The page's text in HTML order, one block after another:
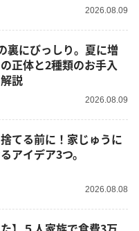
2026.08.09
正体と2種類のお手入
説
2026.08.09
てる前に！家じゅうに
アイデア3つ。
2026.08.08